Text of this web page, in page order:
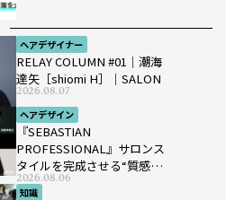
ヘアデザイナー
RELAY COLUMN #01｜潮海
達矢［shiomi H］｜SALON
2026.08.07
ヘアデザイン
『SEBASTIAN
PROFESSIONAL』サロンス
タイルを完成させる“質感設
計”という新提案
2026.08.06
知識